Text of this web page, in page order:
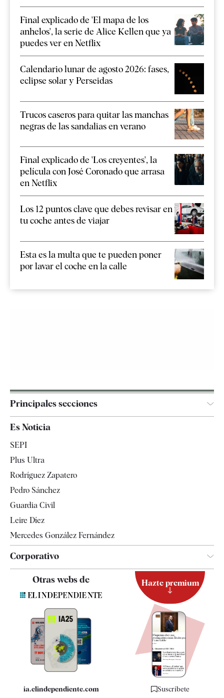
Final explicado de 'El mapa de los
anhelos', la serie de Alice Kellen que ya
puedes ver en Netflix
Calendario lunar de agosto 2026: fases,
eclipse solar y Perseidas
Trucos caseros para quitar las manchas
negras de las sandalias en verano
Final explicado de 'Los creyentes', la
película con José Coronado que arrasa
en Netflix
Los 12 puntos clave que debes revisar en
tu coche antes de viajar
Esta es la multa que te pueden poner
por lavar el coche en la calle
Principales secciones
España
Televisión
Es Noticia
SEPI
Plus Ultra
Rodríguez Zapatero
Pedro Sánchez
Guardia Civil
Leire Díez
Mercedes González Fernández
Corporativo
Contacto
Quiénes somos
Especificaciones
Otras webs de
ia.elindependiente.com
Hazte premium
Suscríbete